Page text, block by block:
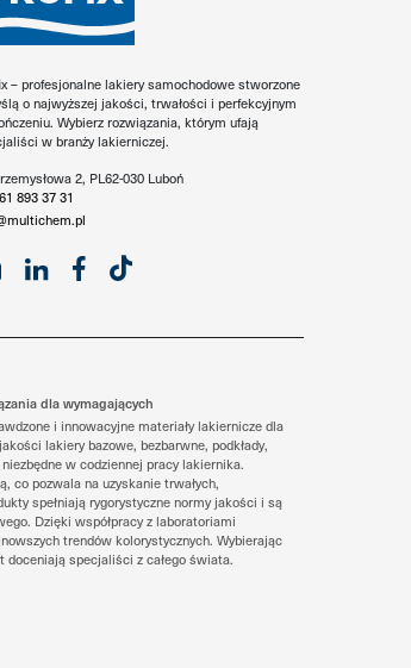
– profesjonalne lakiery samochodowe stworzone
o najwyższej jakości, trwałości i perfekcyjnym
Wybierz rozwiązania, którym ufają
w branży lakierniczej.
2, PL62-030 Luboń
893 37 31
dla wymagających
i innowacyjne materiały lakiernicze dla
lakiery bazowe, bezbarwne, podkłady,
w codziennej pracy lakiernika.
co pozwala na uzyskanie trwałych,
spełniają rygorystyczne normy jakości i są
Dzięki współpracy z laboratoriami
trendów kolorystycznych. Wybierając
specjaliści z całego świata.